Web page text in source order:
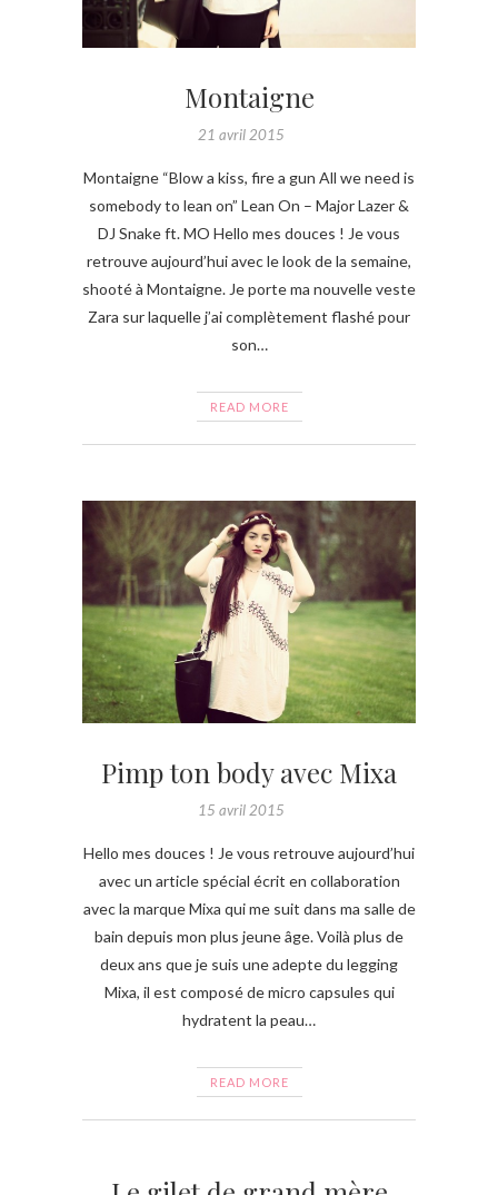
Montaigne
21 avril 2015
Montaigne “Blow a kiss, fire a gun All we need is
somebody to lean on” Lean On – Major Lazer &
DJ Snake ft. MO Hello mes douces ! Je vous
retrouve aujourd’hui avec le look de la semaine,
shooté à Montaigne. Je porte ma nouvelle veste
Zara sur laquelle j’ai complètement flashé pour
son…
READ MORE
Pimp ton body avec Mixa
15 avril 2015
Hello mes douces ! Je vous retrouve aujourd’hui
avec un article spécial écrit en collaboration
avec la marque Mixa qui me suit dans ma salle de
bain depuis mon plus jeune âge. Voilà plus de
deux ans que je suis une adepte du legging
Mixa, il est composé de micro capsules qui
hydratent la peau…
READ MORE